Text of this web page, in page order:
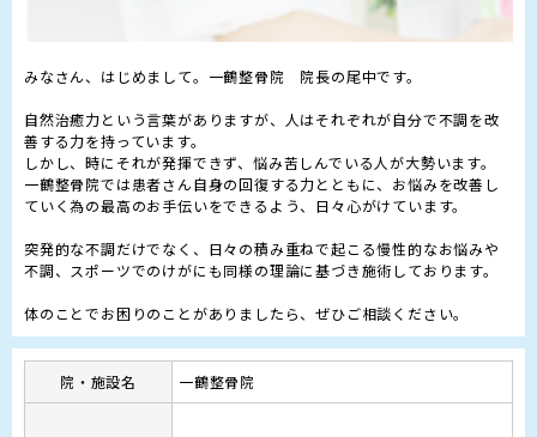
みなさん、はじめまして。一鶴整骨院　院長の尾中です。
自然治癒力という言葉がありますが、人はそれぞれが自分で不調を改
善する力を持っています。
しかし、時にそれが発揮できず、悩み苦しんでいる人が大勢います。
一鶴整骨院では患者さん自身の回復する力とともに、お悩みを改善し
ていく為の最高のお手伝いをできるよう、日々心がけています。
突発的な不調だけでなく、日々の積み重ねで起こる慢性的なお悩みや
不調、スポーツでのけがにも同様の理論に基づき施術しております。
体のことでお困りのことがありましたら、ぜひご相談ください。
院・施設名 一鶴整骨院